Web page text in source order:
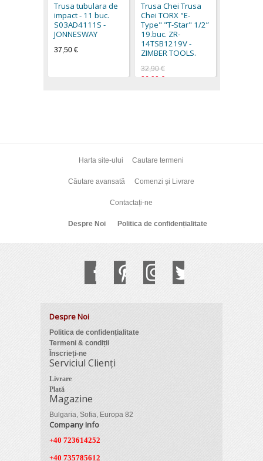
Trusa tubulara de
impact - 11 buc.
S03AD4111S -
JONNESWAY
37,50 €
Trusa Chei Trusa
Chei TORX "E-
Type" "T-Star" 1/2”
19.buc. ZR-
14TSB1219V -
ZIMBER TOOLS.
32,90 €
26,90 €
Harta site-ului Cautare termeni
Căutare avansată Comenzi și Livrare
Contactați-ne
Despre Noi Politica de confidențialitate
Despre Noi
Politica de confidențialitate
Termeni & condiții
Înscrieți-ne
Serviciul Clienți
Livrare
Plată
Magazine
Bulgaria, Sofia, Europa 82
Company Info
+40 723614252
+40 735785612